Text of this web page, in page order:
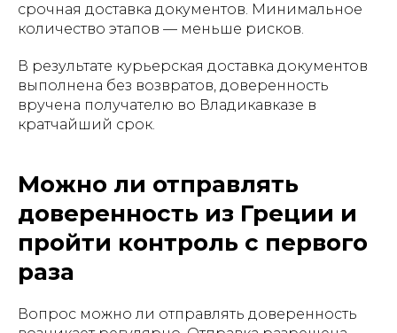
срочная доставка документов. Минимальное
количество этапов — меньше рисков.
В результате курьерская доставка документов
выполнена без возвратов, доверенность
вручена получателю во Владикавказе в
кратчайший срок.
Можно ли отправлять
доверенность из Греции и
пройти контроль с первого
раза
Вопрос можно ли отправлять доверенность